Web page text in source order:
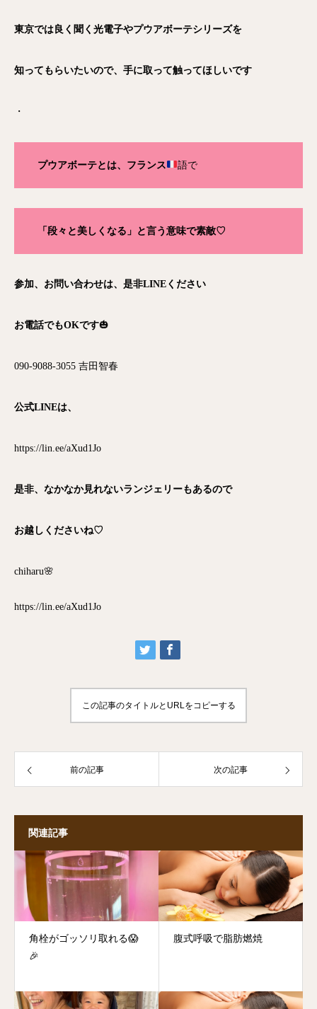
東京では良く聞く光電子やプウアボーテシリーズを
知ってもらいたいので、手に取って触ってほしいです
・
プウアボーテとは、フランス 語で
「段々と美しくなる」と言う意味で素敵♡
参加、お問い合わせは、是非LINEください
お電話でもOKです🎃
090-9088-3055 吉田智春
公式LINEは、
https://lin.ee/aXud1Jo
是非、なかなか見れないランジェリーもあるので
お越しくださいね♡
chiharu🌸
https://lin.ee/aXud1Jo
この記事のタイトルとURLをコピーする
前の記事 次の記事
関連記事
角栓がゴッソリ取れる😱
🎉
腹式呼吸で脂肪燃焼